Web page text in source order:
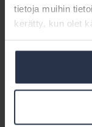
tietoja muihin
kerätty, kun olet
–
Tämä luo
joten
luonnollisesti
esimerkiksi
125
Tällöin